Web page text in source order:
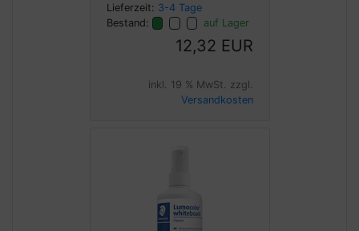
Lieferzeit: 3-4 Tage
Bestand:
auf Lager
12,32 EUR
inkl. 19 % MwSt. zzgl.
Versandkosten